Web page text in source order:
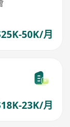
50K/月
23K/月